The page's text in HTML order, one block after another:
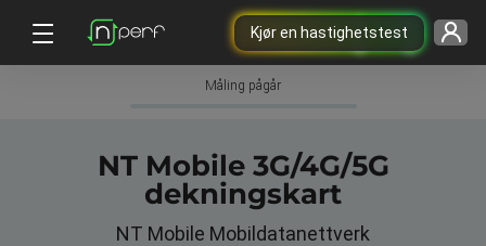
Kjør en hastighetstest
Måling pågår
NT Mobile 3G/4G/5G
dekningskart
NT Mobile Mobildatanettverk